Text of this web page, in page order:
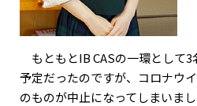
もともとIB CASの一環として3
予定だったのですが、コロナウ
のものが中止になってしまいま